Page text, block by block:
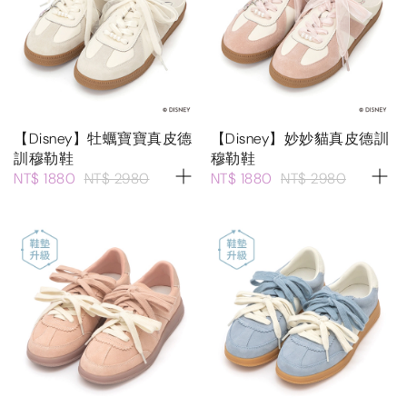
【Disney】牡蠣寶寶真皮德
訓穆勒鞋
NT$ 1880 NT$ 2980
【Disney】妙妙貓真皮德訓
穆勒鞋
NT$ 1880 NT$ 2980